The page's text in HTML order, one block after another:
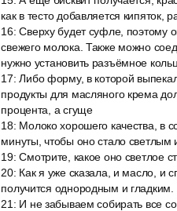
как в тесто добавляется кипяток,
16:Сверху будет суфле, поэтому
свежего молока. Также можно
нужно установить разъёмное
17:Либо форму, в которой
продукты для масляного крема
процента, а сгуще
18: Молоко хорошего качества, в
минуты, чтобы оно стало светлым
19:Смотрите, какое оно светлое
20: Как я уже сказала, и масло, и
получится однородным и гладким.
21 : И не забываем собирать все со